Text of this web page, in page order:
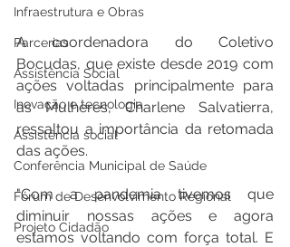
Infraestrutura e Obras
Parcerias
Assistência Social
Inovação e tecnologia
Assistência social
Conferência Municipal de Saúde
Fórum de Desenvolvimento Regional
Projeto Cidadão
A coordenadora do Coletivo
Bocudas, que existe desde 2019 com
ações voltadas principalmente para
as Mulheres, Charlene Salvatierra,
ressaltou a importância da retomada
das ações.
"Com a pandemia tivemos que
diminuir nossas ações e agora
estamos voltando com força total. E